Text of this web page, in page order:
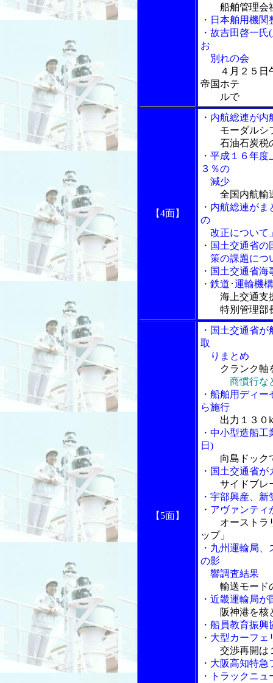
船舶管理会
・日本舶用機
・故吉田啓一
お
別れの会
４月２５日
帝国ホテ
ルで
【4面】
・内航総連が
モーダルシ
石油石炭税
・平成１６年
３％の
減少
全国内航輸
・内航総連が
の
改正について
・国土交通省
策の課題につ
・国土交通省
・鉄道･運輸機
海上交通支
特別管理部
【5面】
・国土交通省
取
りまとめ
クランク軸
商慣行な
・船舶用ディ
ら施行
出力１３０
・中小型造船
日)
向島ドック
・国土交通省
サイドブレ
・宇部興産、
・アヴァンテ
オーストラ
ップ」
・九州運輸局
の影
響調査結果
輸送モード
・近畿運輸局
阪神港を核
・船員教育振
・大型カーフ
交渉再開は
・大阪高知特
・トラックニュ